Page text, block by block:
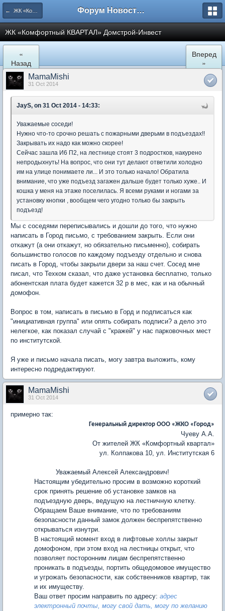
← ЖК «Комфортный КВАРТАЛ» Форум Новостройки
ЖК «Комфортный КВАРТАЛ» Домстрой-Инвест
«
Назад
Вперед
»
MamaMishi
31 Oct 2014
JayS, on 31 Oct 2014 - 14:33:
Уважаемые соседи!
Нужно что-то срочно решать с пожарными дверьми в подъездах!!
Закрывать их надо как можно скорее!
Сейчас зашла И6 П2, на лестнице стоят 3 подростков, накурено
непродыхнуть! На вопрос, что они тут делают ответили холодно
им на улице понимаете ли... И это только начало! Обратила
внимание, что уже подъезд загажен дальше будет только хуже.. И
кошка у меня на этаже поселилась. Я всеми руками и ногами за
установку кнопки , вообщем чего угодно только бы закрыть
подъезд!
Мы с соседями переписывались и дошли до того, что нужно
написать в Город письмо, с требованием закрыть. Если они
откажут (а они откажут, но обязательно письменно), собирать
большинство голосов по каждому подъезду отдельно и снова
писать в Город, чтобы закрыли двери за наш счет. Сосед мне
писал, что Техком сказал, что даже установка бесплатно, только
абонентская плата будет кажется 32 р в мес, как и на обычный
домофон.
Вопрос в том, написать в письмо в Горд и подписаться как
"инициативная группа" или опять собирать подписи? а дело это
нелегкое, как показал случай с "кражей" у нас парковочных мест
по институтской.
Я уже и письмо начала писать, могу завтра выложить, кому
интересно подредактируют.
MamaMishi
31 Oct 2014
примерно так:
Генеральный директор ООО «ЖКО «Город»
Чуеву А.А.
От жителей ЖК «Комфортный квартал»
ул. Колпакова 10, ул. Институтская 6
Уважаемый Алексей Александрович!
Настоящим убедительно просим в возможно короткий
срок принять решение об установке замков на
подъездную дверь, ведущую на лестничную клетку.
Обращаем Ваше внимание, что по требованиям
безопасности данный замок должен беспрепятственно
открываться изнутри.
В настоящий момент вход в лифтовые холлы закрыт
домофоном, при этом вход на лестницы открыт, что
позволяет посторонним лицам беспрепятственно
проникать в подъезды, портить общедомовое имущество
и угрожать безопасности, как собственников квартир, так
и их имуществу.
Ваш ответ просим направить по адресу:адрес
электронный почты, могу свой дать, могу по желанию